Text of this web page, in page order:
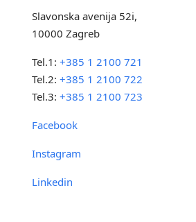
Slavonska avenija 52i,
10000 Zagreb
Tel.1:+385 1 2100 721
Tel.2:+385 1 2100 722
Tel.3:+385 1 2100 723
Facebook
Instagram
Linkedin